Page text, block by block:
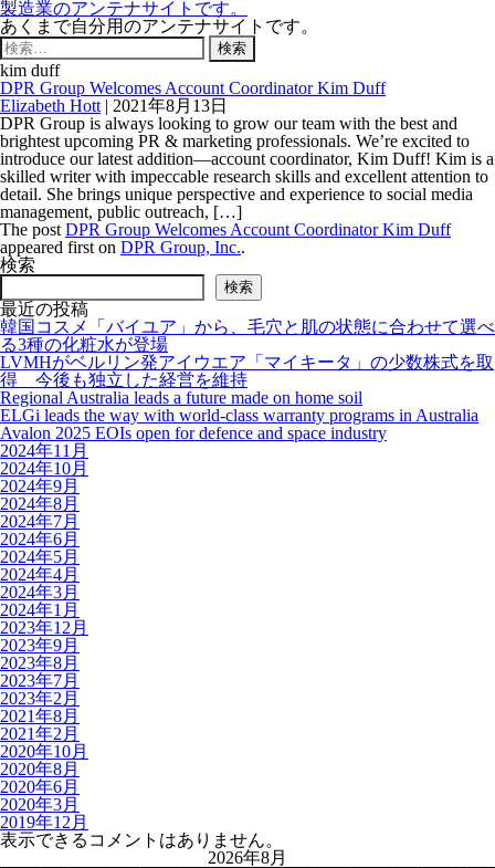
製造業のアンテナサイトです。
あくまで自分用のアンテナサイトです。
検
索:
kim duff
DPR Group Welcomes Account Coordinator Kim Duff
Elizabeth Hott | 2021年8月13日
DPR Group is always looking to grow our team with the best and
brightest upcoming PR & marketing professionals. We’re excited to
introduce our latest addition—account coordinator, Kim Duff! Kim is a
skilled writer with impeccable research skills and excellent attention to
detail. She brings unique perspective and experience to social media
management, public outreach, […]
The post DPR Group Welcomes Account Coordinator Kim Duff
appeared first on DPR Group, Inc..
検索
検索
最近の投稿
韓国コスメ「バイユア」から、毛穴と肌の状態に合わせて選べ
る3種の化粧水が登場
LVMHがベルリン発アイウエア「マイキータ」の少数株式を取
得 今後も独立した経営を維持
Regional Australia leads a future made on home soil
ELGi leads the way with world-class warranty programs in Australia
Avalon 2025 EOIs open for defence and space industry
2024年11月
2024年10月
2024年9月
2024年8月
2024年7月
2024年6月
2024年5月
2024年4月
2024年3月
2024年1月
2023年12月
2023年9月
2023年8月
2023年7月
2023年2月
2021年8月
2021年2月
2020年10月
2020年8月
2020年6月
2020年3月
2019年12月
表示できるコメントはありません。
2026年8月